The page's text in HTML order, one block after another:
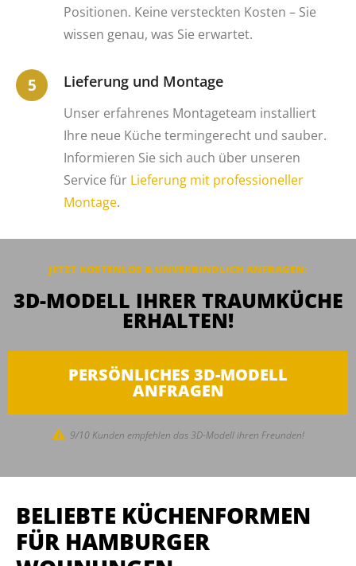
Positionen. Keine versteckten Kosten – Sie
wissen genau, was Sie erwartet.
Lieferung und Montage
Unser erfahrenes Montageteam installiert
Ihre neue Küche termingerecht und sauber.
Informieren Sie sich auch über unseren
Service für Lieferung mit professioneller
Montage.
JETZT KOSTENLOS & UNVERBINDLICH ANFRAGEN:
3D-MODELL IHRER TRAUMKÜCHE
ERHALTEN!
PERSÖNLICHES 3D-MODELL
ANFRAGEN
9/10 Kunden empfehlen das 3D-Modell ihren Freunden!
BELIEBTE KÜCHENFORMEN
FÜR HAMBURGER